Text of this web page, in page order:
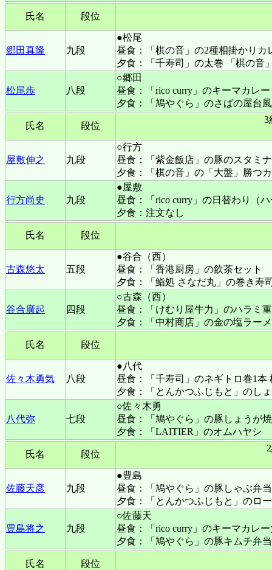
氏名 段位
郷田真隆 九段
●松尾
昼食：「棋の音」の2種相掛かり
夕食：「千寿司」の太巻 「棋の音
松尾歩 八段
○郷田
昼食：「rico curry」のキーマカレー
夕食：「鳩やぐら」のさばの屋台
氏名 段位
3
屋敷伸之 九段
○行方
昼食：「紫金飯店」の豚のスタミ
夕食：「棋の音」の「大盤」勝つ
行方尚史 九段
●屋敷
昼食：「rico curry」の日替わり（
夕食：注文なし
氏名 段位
古森悠太 五段
●谷合（西）
昼食：「香港厨房」の飲茶セット
夕食：「鮨処 さなだ丸」の巻き寿
谷合廣起 四段
○古森（西）
昼食：「けむり屋牛力」のハラミ重
夕食：「中村商店」の金の塩ラー
氏名 段位
佐々木勇気 八段
●八代
昼食：「千寿司」のネギトロ巻1本
夕食：「とんかつふじもと」のし
八代弥 七段
○佐々木勇
昼食：「鳩やぐら」の豚しょうが
夕食：「LAITIER」のオムハヤシ
氏名 段位
佐藤天彦 九段
●豊島
昼食：「鳩やぐら」の豚しゃぶ弁
夕食：「とんかつふじもと」のロ
豊島将之 九段
○佐藤天
昼食：「rico curry」のキーマカレ
夕食：「鳩やぐら」の豚キムチ弁当
氏名 段位